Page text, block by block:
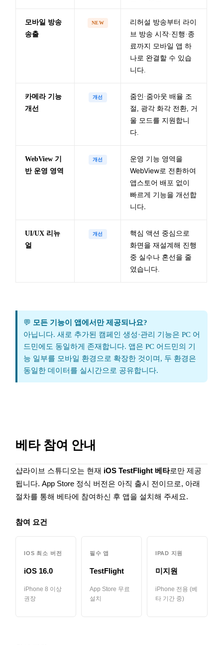
모바일 방송
송출
NEW
리허설 방송부터 라이
브 방송 시작·진행·종
료까지 모바일 앱 하
나로 완결할 수 있습
니다.
카메라 기능
개선
개선
줌인·줌아웃 배율 조
절, 광각 화각 전환, 거
울 모드를 지원합니
다.
WebView 기
반 운영 영역
개선
운영 기능 영역을
WebView로 전환하여
앱스토어 배포 없이
빠르게 기능을 개선합
니다.
UI/UX 리뉴
얼
개선
핵심 액션 중심으로
화면을 재설계해 진행
중 실수나 혼선을 줄
였습니다.
💬 모든 기능이 앱에서만 제공되나요?
아닙니다. 새로 추가된 캠페인 생성·관리 기능은 PC 어
드민에도 동일하게 존재합니다. 앱은 PC 어드민의 기
능 일부를 모바일 환경으로 확장한 것이며, 두 환경은
동일한 데이터를 실시간으로 공유합니다.
베타 참여 안내
샵라이브 스튜디오는 현재 iOS TestFlight 베타로만 제공
됩니다. App Store 정식 버전은 아직 출시 전이므로, 아래
절차를 통해 베타에 참여하신 후 앱을 설치해 주세요.
참여 요건
IOS 최소 버전
iOS 16.0
iPhone 8 이상
권장
필수 앱
TestFlight
App Store 무료
설치
IPAD 지원
미지원
iPhone 전용 (베
타 기간 중)